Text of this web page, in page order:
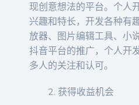
现创意想法的平台。个人
兴趣和特长，开发各种有
放器、图片编辑工具、小
抖音平台的推广，个人开
多人的关注和认可。
2. 获得收益机会